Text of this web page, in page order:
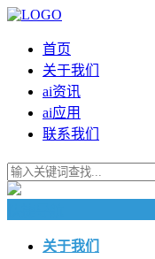
首页
关于我们
ai资讯
ai应用
联系我们
关于我们